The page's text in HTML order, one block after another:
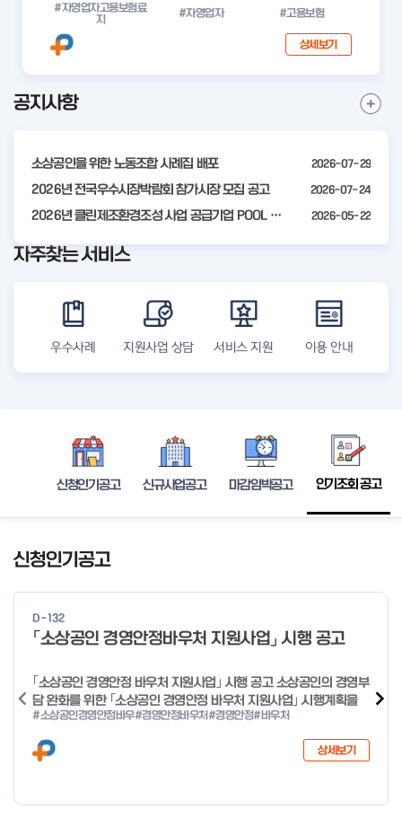
#자영업자고용보험료
지
#자영업자 #고용보험
상세보기
I
4
공지사항
소상공인을 위한 노동조합 사례집 배포 2026-07-29
2026년 전국우수시장박람회 참가시장 모집 공고 2026-07-24
2026년 클린제조환경조성 사업 공급기업 POOL 안내 2026-05-22
공
항
보
기
자주찾는 서비스
우수사례 지원사업 상담 서비스 지원 이용 안내
신청인기공고 신규사업공고 마감임박공고 인기조회 공고
신청인기공고
D-132
「소상공인 경영안정바우처 지원사업」 시행 공고
｢소상공인 경영안정 바우처 지원사업｣ 시행 공고 소상공인의 경영부
담 완화를 위한 ｢소상공인 경영안정 바우처 지원사업｣ 시행계획을
다음과 같이 공고합니다. 2026년 1월 28일 중소벤처기업부장관
#소상공인경영안정바우#경영안정바우처 #경영안정#바우처
상세보기